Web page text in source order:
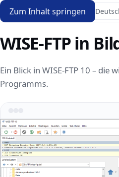
Zum Inhalt springen
WISE-FTP in
Ein Blick in WISE-FTP 10 – die
Programms.